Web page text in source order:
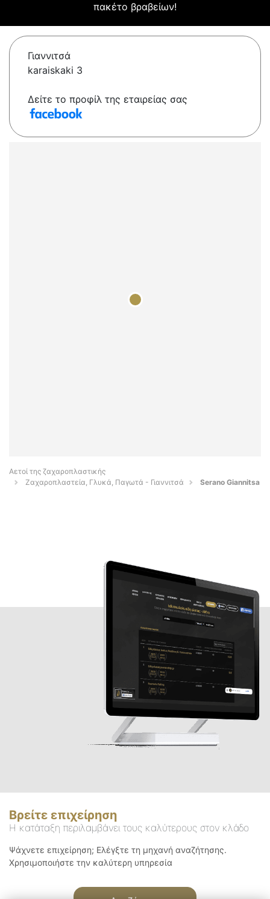
πακέτο βραβείων!
Γιαννιτσά
karaiskaki 3
Δείτε το προφίλ της εταιρείας σας
Αετοί της ζαχαροπλαστικής
Ζαχαροπλαστεία, Γλυκά, Παγωτά - Γιαννιτσά
Serano Giannitsa
Βρείτε επιχείρηση
Η κατάταξη περιλαμβάνει τους καλύτερους στον κλάδο
Ψάχνετε επιχείρηση; Ελέγξτε τη μηχανή αναζήτησης.
Χρησιμοποιήστε την καλύτερη υπηρεσία